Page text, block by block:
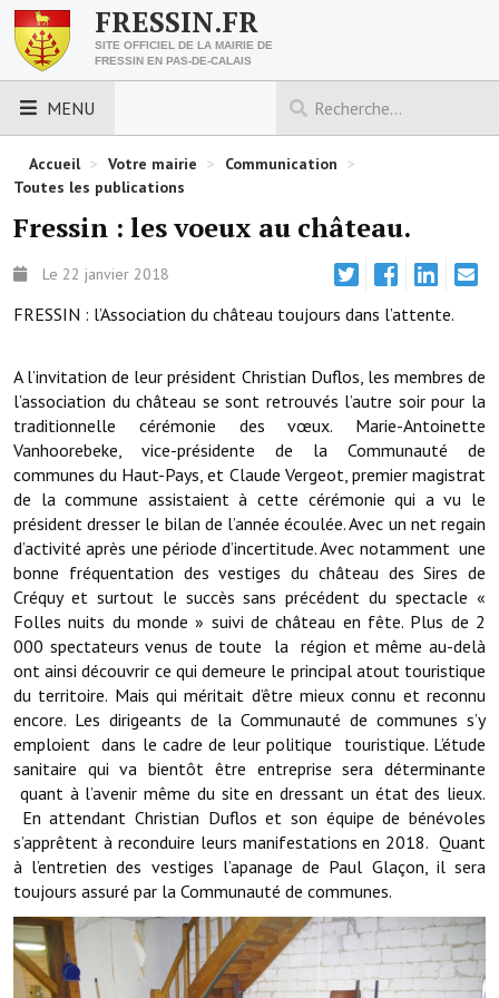
FRESSIN.FR
SITE OFFICIEL DE LA MAIRIE DE
FRESSIN EN PAS-DE-CALAIS
MENU
LES ESSENTIELS
Découvrez Fressin
Urbanisme
Horaires de la mairie
Les foulées fressinoises
ACCÈS RAPIDE
Démarches administratives
Projets et travaux en cours
Fêtes et manifestations
Numéros d'urgence
Terrains et maisons à vendre
VOTRE MAIRIE
Elus et agents
L'équipe municipale
Le personnel municipal
Les moyens financiers
Accueil > Votre mairie > Communication >
Toutes les publications
Fressin : les voeux au château.
Le 22 janvier 2018
FRESSIN : l’Association du château toujours dans l’attente.
A l’invitation de leur président Christian Duflos, les membres de
l’association du château se sont retrouvés l’autre soir pour la
traditionnelle cérémonie des vœux. Marie-Antoinette
Vanhoorebeke, vice-présidente de la Communauté de
communes du Haut-Pays, et Claude Vergeot, premier magistrat
de la commune assistaient à cette cérémonie qui a vu le
président dresser le bilan de l’année écoulée. Avec un net regain
d’activité après une période d’incertitude. Avec notamment une
bonne fréquentation des vestiges du château des Sires de
Créquy et surtout le succès sans précédent du spectacle «
Folles nuits du monde » suivi de château en fête. Plus de 2
000 spectateurs venus de toute la région et même au-delà
ont ainsi découvrir ce qui demeure le principal atout touristique
du territoire. Mais qui méritait d’être mieux connu et reconnu
encore. Les dirigeants de la Communauté de communes s’y
emploient dans le cadre de leur politique touristique. L’étude
sanitaire qui va bientôt être entreprise sera déterminante
quant à l’avenir même du site en dressant un état des lieux.
En attendant Christian Duflos et son équipe de bénévoles
s’apprêtent à reconduire leurs manifestations en 2018. Quant
à l’entretien des vestiges l’apanage de Paul Glaçon, il sera
toujours assuré par la Communauté de communes.